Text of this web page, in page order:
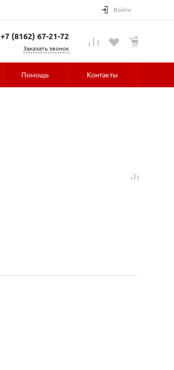
Войти
+7 (8162) 67-21-72
Заказать звонок
Помощь Контакты